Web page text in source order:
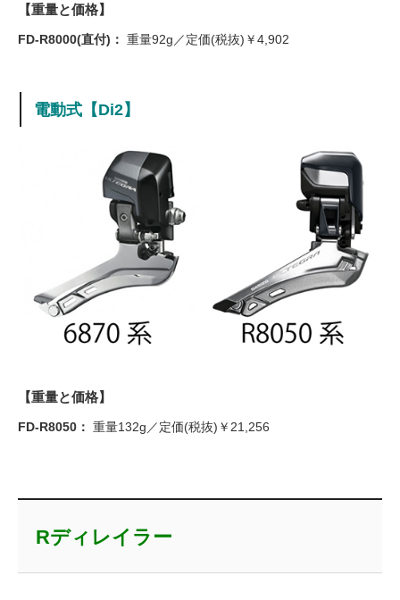
【重量と価格】
FD-R8000(直付)： 重量92g／定価(税抜)￥4,902
電動式【Di2】
【重量と価格】
FD-R8050： 重量132g／定価(税抜)￥21,256
Rディレイラー